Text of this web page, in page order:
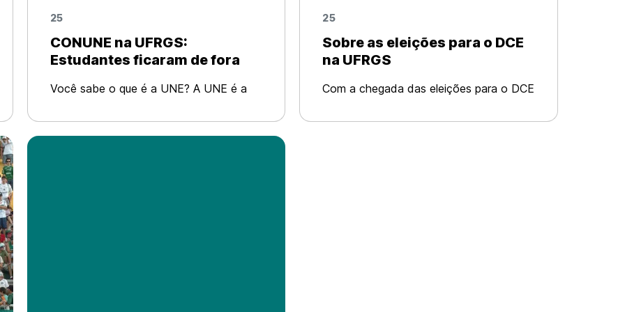
25
CONUNE na UFRGS:
Estudantes ficaram de fora
Você sabe o que é a UNE? A UNE é a
representar os cerca de sete milhões de
25
Sobre as eleições para o DCE
na UFRGS
Com a chegada das eleições para o DCE
expor alguns debates com o fim de